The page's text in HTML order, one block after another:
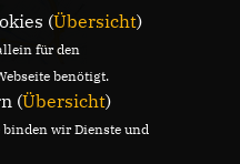
(Übersicht)
für den
benötigt.
(Übersicht)
wir Dienste und